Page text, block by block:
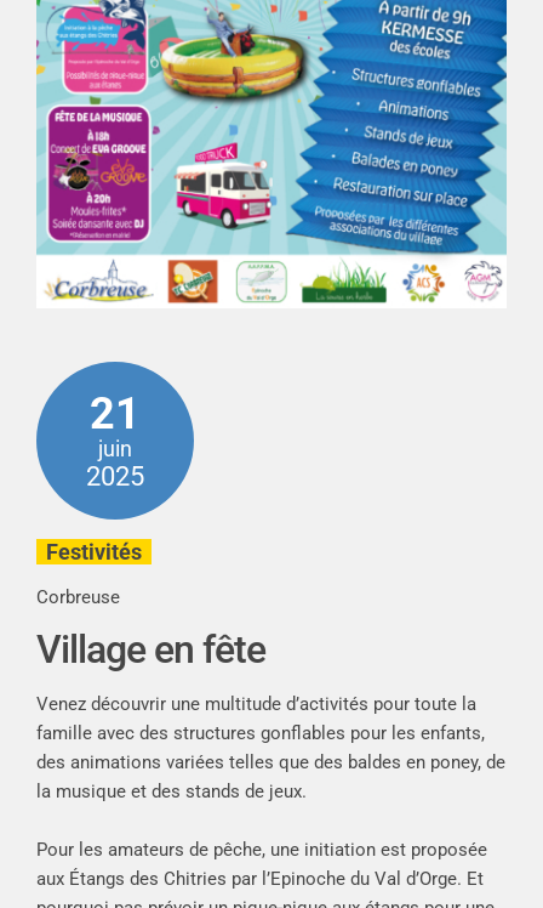
21
juin
2025
Festivités
Corbreuse
Village en fête
Venez découvrir une multitude d’activités pour toute la
famille avec des structures gonflables pour les enfants,
des animations variées telles que des baldes en poney, de
la musique et des stands de jeux.
Pour les amateurs de pêche, une initiation est proposée
aux Étangs des Chitries par l’Epinoche du Val d’Orge. Et